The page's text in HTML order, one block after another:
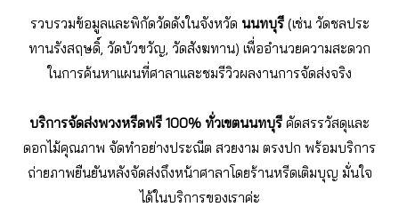
รวบรวมข้อมูลและพิกัดวัดดังในจังหวัด นนทบุรี(เช่น วัดชลประ
ทานรังสฤษดิ์, วัดบัวขวัญ, วัดสังฆทาน) เพื่ออำนวยความสะดวก
ในการค้นหาแผนที่ศาลาและชมรีวิวผลงานการจัดส่งจริง
บริการจัดส่งพวงหรีดฟรี 100% ทั่วเขตนนทบุรี คัดสรรวัสดุและ
ดอกไม้คุณภาพ จัดทำอย่างประณีต สวยงาม ตรงปก พร้อมบริการ
ถ่ายภาพยืนยันหลังจัดส่งถึงหน้าศาลาโดยร้านหรีดเติมบุญ มั่นใจ
ได้ในบริการของเราค่ะ